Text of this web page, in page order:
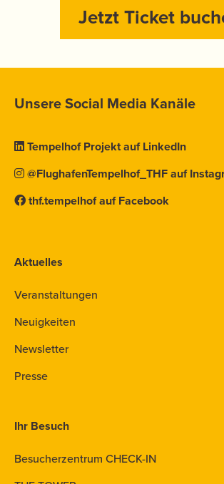
Jetzt Ticket
Unsere Social Media Kanäle
Tempelhof Projekt auf LinkedIn
@FlughafenTempelhof_THF auf
thf.tempelhof auf Facebook
Aktuelles
Veranstaltungen
Neuigkeiten
Newsletter
Presse
Ihr Besuch
Besucherzentrum CHECK-IN